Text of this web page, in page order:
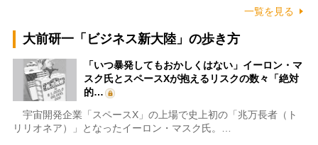
一覧を見る
大前研一「ビジネス新大陸」の歩き方
「いつ暴発してもおかしくはない」イーロン・マ
スク氏とスペースXが抱えるリスクの数々「絶対
的…
宇宙開発企業「スペースX」の上場で史上初の「兆万長者（ト
リリオネア）」となったイーロン・マスク氏。…